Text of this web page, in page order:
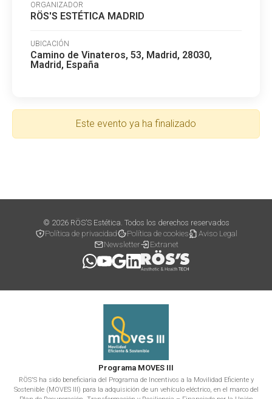
ORGANIZADOR
RÖS'S ESTÉTICA MADRID
UBICACIÓN
Camino de Vinateros, 53, Madrid, 28030,
Madrid, España
Este evento ya ha finalizado
© 2026 RÖS’S Estética. Todos los derechos reservados
Política de privacidad
Política de cookies
Aviso Legal
Newsletter
Extranet
Programa MOVES III
RÖS'S ha sido beneficiaria del Programa de Incentivos a la Movilidad Eficiente y
Sostenible (MOVES III) para la adquisición de un vehículo eléctrico, en el marco del